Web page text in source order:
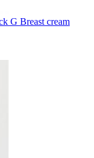
G Breast cream